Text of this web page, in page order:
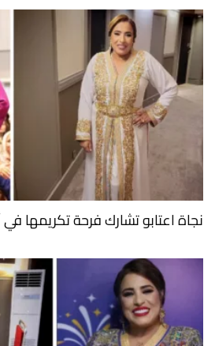
نجاة اعتابو تشارك فرحة تكريمها في